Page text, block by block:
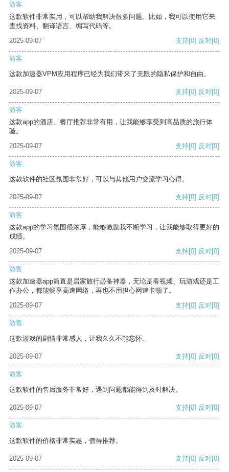
游客
这款软件非常实用，可以帮助我解决很多问题。比如，我可以使用它来
查找资料、翻译语言、编写代码等。
2025-09-07
支持[0] 反对[0]
游客
这款加速器VPM应用程序已经为我们带来了无限的隐私保护和自由。
2025-09-07 支持[0] 反对[0]
游客
这款app的酒店、餐厅推荐非常有用，让我能够享受到高品质的旅行体
验。
2025-09-07
支持[0] 反对[0]
游客
这款软件的社区氛围非常好，可以与其他用户交流学习心得。
2025-09-07 支持[0] 反对[0]
游客
这款app的学习氛围很浓厚，能够激励我不断学习，让我能够取得更好的
成绩。
2025-09-07
支持[0] 反对[0]
游客
这款加速器app简直是居家旅行必备神器，无论是看视频、玩游戏还是工
作办公，都能畅享高速网络，再也不用担心网速卡顿了。
2025-09-07
支持[0] 反对[0]
游客
这款游戏的剧情非常感人，让我久久不能忘怀。
2025-09-07 支持[0] 反对[0]
游客
这款软件的售后服务非常好，遇到问题都能得到及时解决。
2025-09-07 支持[0] 反对[0]
游客
这款软件的价格非常实惠，值得推荐。
2025-09-07 支持[0] 反对[0]